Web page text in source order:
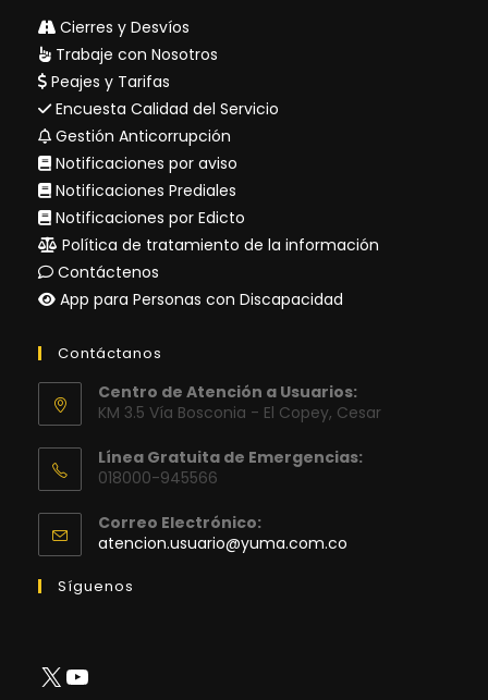
Cierres y Desvíos
Trabaje con Nosotros
Peajes y Tarifas
Encuesta Calidad del Servicio
Gestión Anticorrupción
Notificaciones por aviso
Notificaciones Prediales
Notificaciones por Edicto
Política de tratamiento de la información
Contáctenos
App para Personas con Discapacidad
Contáctanos
Centro de Atención a Usuarios:
KM 3.5 Vía Bosconia - El Copey, Cesar
Línea Gratuita de Emergencias:
018000-945566
Correo Electrónico:
atencion.usuario@yuma.com.co
Síguenos
X YouTube